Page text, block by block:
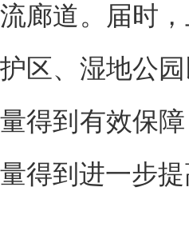
流廊道。届时
护区、湿地公
量得到有效保
量得到进一步提